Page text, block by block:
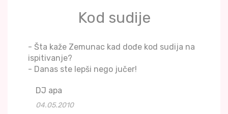
Kod sudije
- Šta kaže Zemunac kad dođe kod sudija na
ispitivanje?
- Danas ste lepši nego jučer!
DJ apa
04.05.2010